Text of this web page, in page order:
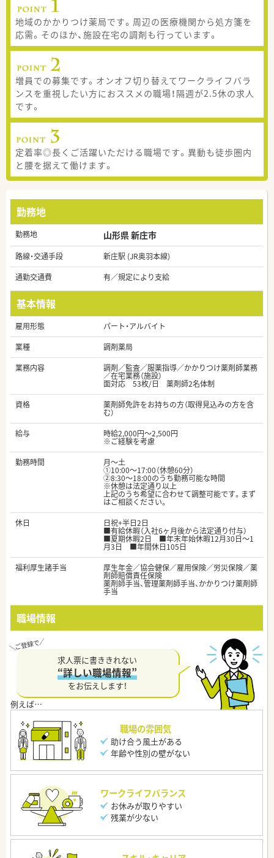
地域のかかりつけ薬局です。周辺の医療機関から処方箋を
応需。そのほか、施設在宅の調剤も行っています。
増員での募集です。オンオフ切り替えてワークライフバラ
ンスを重視したい方におススメの職場！隔週が2.5休の求人
です。
定着率◎長くご活躍いただける職場です。異動も徒歩圏内
と腰を据えて働けます。
勤務地
勤務地 山形県 新庄市
路線・交通手段
新庄駅 (JR奥羽本線)
通勤交通費
有／規定により支給
基本情報
雇用形態
パート・アルバイト
業種
調剤薬局
業務内容
調剤／監査／服薬指導／かかりつけ薬剤師業務
／在宅業務（施設）
面対応 53枚/日 薬剤師2名体制
資格
薬剤師免許をお持ちの方（取得見込みの方を含
む）
給与
時給2,000円～2,500円
※ご経験を考慮
勤務時間
月～土
①10:00～17:00（休憩60分）
②8:30～18:00のうち勤務可能な時間
※休憩は法定通り以上
上記のうち希望に合わせて調整可能です。まず
はご相談ください。
休日
日祝+半日2日
■有給休暇（入社6ヶ月後から法定通り付与）
■夏期休暇2日 ■年末年始休暇12月30日～1
月3日 ■年間休日105日
福利厚生諸手当
厚生年金／協会健保／雇用保険／労災保険／薬
剤師賠償責任保険
薬剤師手当、管理薬剤師手当、かかりつけ薬剤師
手当
職場情報
求人票に書ききれない
“詳しい職場情報”
をお伝えします！
職場の雰囲気
助け合う風土がある
年齢や性別の壁がない
ワークライフバランス
お休みが取りやすい
残業が少ない